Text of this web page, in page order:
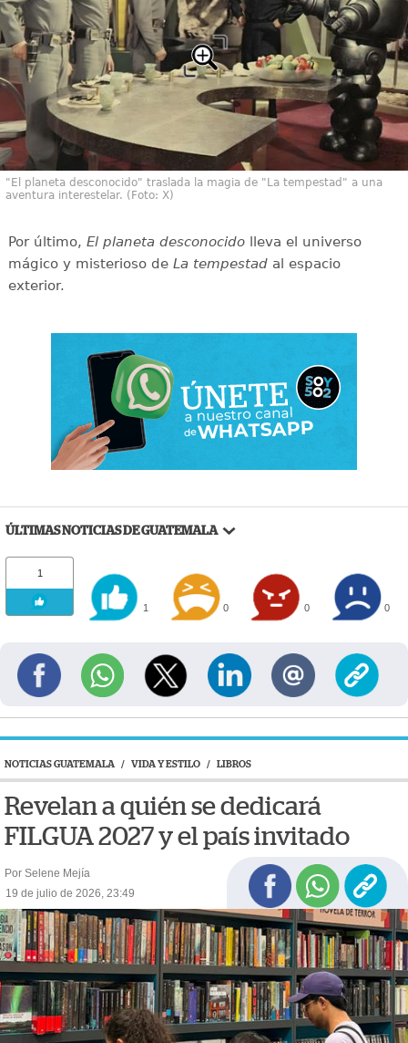
"El planeta desconocido" traslada la magia de "La tempestad" a una
aventura interestelar. (Foto: X)
Por último, El planeta desconocidolleva el universo
mágico y misterioso de La tempestadal espacio
exterior.
ÚLTIMAS NOTICIAS DE GUATEMALA
1
1 0 0 0
NOTICIAS GUATEMALA / VIDA Y ESTILO / LIBROS
Revelan a quién se dedicará
FILGUA 2027 y el país invitado
Por Selene Mejía
19 de julio de 2026, 23:49